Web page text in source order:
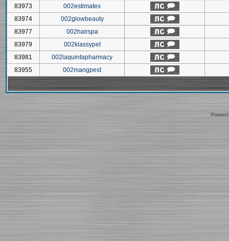
83973
002estimates
83974
002glowbeauty
83977
002hairspa
83979
002klassypet
83981
002laquintapharmacy
83955
002mangpest